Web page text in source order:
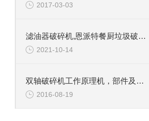
2017-03-03
滤油器破碎机,恩派特餐厨垃圾破碎机介绍
2021-10-14
双轴破碎机工作原理机，部件及应用范围
2016-08-19